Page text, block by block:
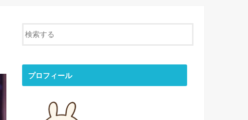
プロフィール